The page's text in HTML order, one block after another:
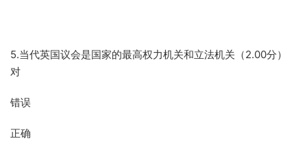
5.当代英国议会是国家的最高权力机关和立法机关（2.00分）
对
错误
正确